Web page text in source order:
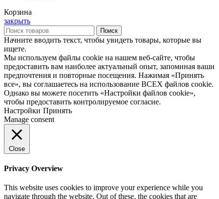
Корзина
закрыть
Поиск
Начните вводить текст, чтобы увидеть товары, которые вы
ищете.
Мы используем файлы cookie на нашем веб-сайте, чтобы
предоставить вам наиболее актуальный опыт, запоминая ваши
предпочтения и повторные посещения. Нажимая «Принять
все», вы соглашаетесь на использование ВСЕХ файлов cookie.
Однако вы можете посетить «Настройки файлов cookie»,
чтобы предоставить контролируемое согласие.
Настройки Принять
Manage consent
Close
Privacy Overview
This website uses cookies to improve your experience while you
navigate through the website. Out of these, the cookies that are